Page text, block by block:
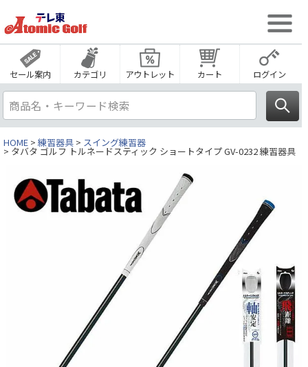
セール案内 カテゴリ アウトレット カート ログイン
HOME 練習器具 スイング練習器
タバタ ゴルフ トルネードスティック ショートタイプ GV-0232 練習器具